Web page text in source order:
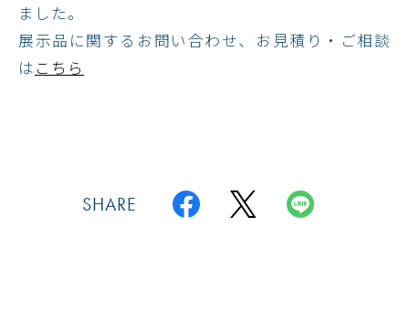
ました。
展示品に関するお問い合わせ、お見積り・ご相談
は こちら
SHARE